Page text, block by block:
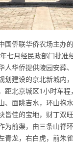
国侨联华侨农场主办
七月经民政部门批准
人华侨提供陵园安葬
划建设的京北新城内
距北京城区1小时车程
、面眺吉水，环山抱
皆佳的宝地，财丁双
为前渠，由三条山脊
青龙，右白虎，前朱